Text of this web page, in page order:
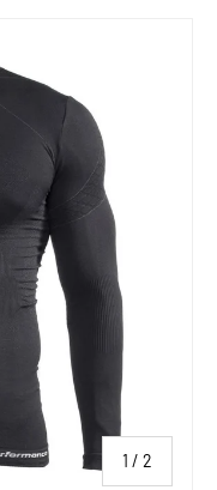
1 / di
2